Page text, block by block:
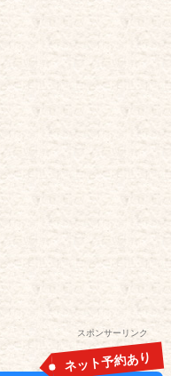
スポンサーリンク
ネット予約あり